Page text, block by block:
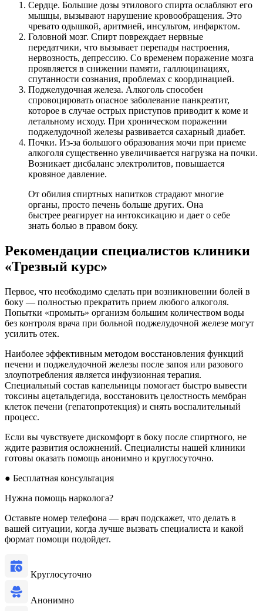
Сердце. Большие дозы этилового спирта ослабляют его
мышцы, вызывают нарушение кровообращения. Это
чревато одышкой, аритмией, инсультом, инфарктом.
Головной мозг. Спирт повреждает нервные
передатчики, что вызывает перепады настроения,
нервозность, депрессию. Со временем поражение мозга
проявляется в снижении памяти, галлюцинациях,
спутанности сознания, проблемах с координацией.
Поджелудочная железа. Алкоголь способен
спровоцировать опасное заболевание панкреатит,
которое в случае острых приступов приводит к коме и
летальному исходу. При хроническом поражении
поджелудочной железы развивается сахарный диабет.
Почки. Из-за большого образования мочи при приеме
алкоголя существенно увеличивается нагрузка на почки.
Возникает дисбаланс электролитов, повышается
кровяное давление.
От обилия спиртных напитков страдают многие
органы, просто печень больше других. Она
быстрее реагирует на интоксикацию и дает о себе
знать болью в правом боку.
Рекомендации специалистов клиники
«Трезвый курс»
Первое, что необходимо сделать при возникновении болей в
боку — полностью прекратить прием любого алкоголя.
Попытки «промыть» организм большим количеством воды
без контроля врача при больной поджелудочной железе могут
усилить отек.
Наиболее эффективным методом восстановления функций
печени и поджелудочной железы после запоя или разового
злоупотребления является инфузионная терапия.
Специальный состав капельницы помогает быстро вывести
токсины ацетальдегида, восстановить целостность мембран
клеток печени (гепатопротекция) и снять воспалительный
процесс.
Если вы чувствуете дискомфорт в боку после спиртного, не
ждите развития осложнений. Специалисты нашей клиники
готовы оказать помощь анонимно и круглосуточно.
● Бесплатная консультация
Нужна помощь нарколога?
Оставьте номер телефона — врач подскажет, что делать в
вашей ситуации, когда лучше вызвать специалиста и какой
формат помощи подойдет.
Круглосуточно
Анонимно